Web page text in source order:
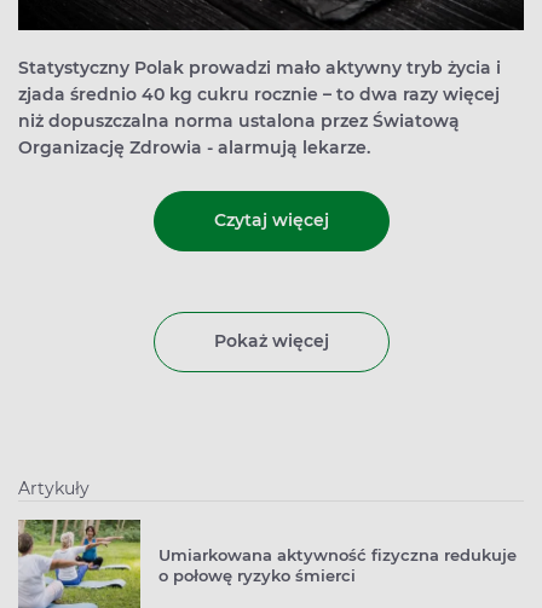
Statystyczny Polak prowadzi mało aktywny tryb życia i
zjada średnio 40 kg cukru rocznie – to dwa razy więcej
niż dopuszczalna norma ustalona przez Światową
Organizację Zdrowia - alarmują lekarze.
Czytaj więcej
Pokaż więcej
Artykuły
Umiarkowana aktywność fizyczna redukuje
o połowę ryzyko śmierci